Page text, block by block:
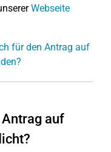
Webseite
für den Antrag auf
auf